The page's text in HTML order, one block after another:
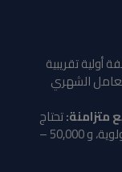
أولية تقريبية
العامل الشهري
متزامنة:تحتاج
إلى 150,000 – 300,000 جنيه أو أكثر كَتكلفة أولوية، و 50,000 –